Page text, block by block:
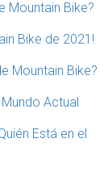
Mountain Bike?
Bike de 2021!
Mountain Bike?
Actual
Está en el